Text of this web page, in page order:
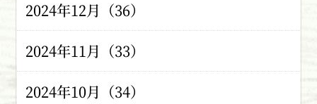
2024年12月（36）
2024年11月（33）
2024年10月（34）